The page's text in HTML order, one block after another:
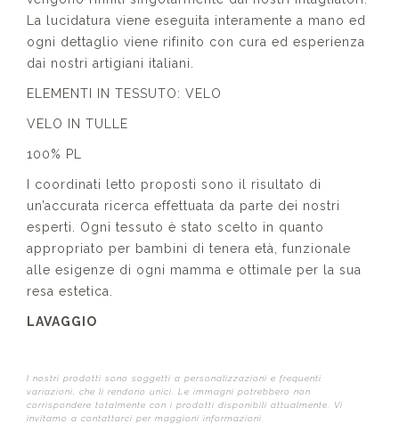
La lucidatura viene eseguita interamente a mano ed
ogni dettaglio viene rifinito con cura ed esperienza
dai nostri artigiani italiani.
ELEMENTI IN TESSUTO: VELO
VELO IN TULLE
100% PL
I coordinati letto proposti sono il risultato di
un’accurata ricerca effettuata da parte dei nostri
esperti. Ogni tessuto è stato scelto in quanto
appropriato per bambini di tenera età, funzionale
alle esigenze di ogni mamma e ottimale per la sua
resa estetica.
LAVAGGIO
I nostri prodotti sono soggetti a personalizzazioni e frequenti
variazioni, che li rendono unici. Le immagni potrebbero non
corrispondere totalmente con i prodotti disponibili attualmente. Vi
invitamo a contattarci per maggioni informazioni.